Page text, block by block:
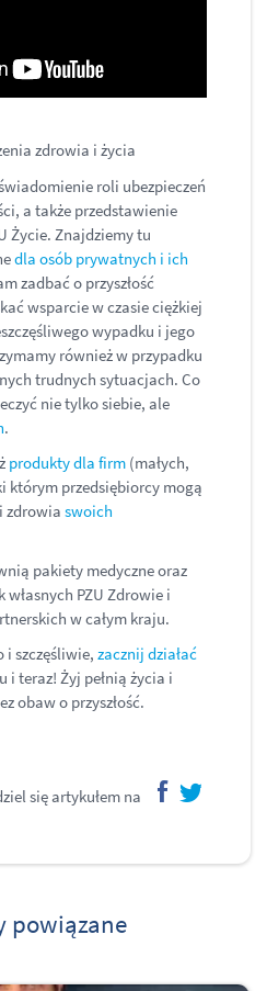
zdrowia i życia
roli ubezpieczeń
a także przedstawienie
Życie. Znajdziemy tu
dla osób prywatnych i ich
zadbać o przyszłość
wsparcie w czasie ciężkiej
wypadku i jego
również w przypadku
trudnych sytuacjach. Co
nie tylko siebie, ale
.
produkty dla firm (małych,
którym przedsiębiorcy mogą
zdrowia swoich
pakiety medyczne oraz
PZU Zdrowie i
w całym kraju.
i szczęśliwie, zacznij działać
i teraz! Żyj pełnią życia i
obaw o przyszłość.
się artykułem na
powiązane